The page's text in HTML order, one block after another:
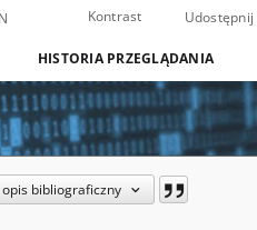
Kontrast Udostępnij
HISTORIA PRZEGLĄDANIA
opis bibliograficzny